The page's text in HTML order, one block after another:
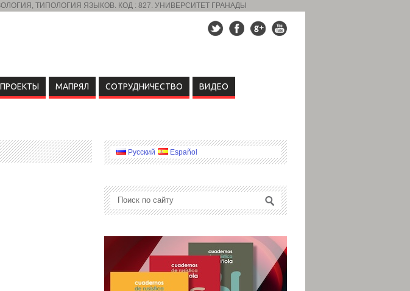
ТИПОЛОГИЯ ЯЗЫКОВ. КОД : 827. УНИВЕРСИТЕТ ГРАНАДЫ
ПРОЕКТЫ МАПРЯЛ СОТРУДНИЧЕСТВО ВИДЕО
Русский Español